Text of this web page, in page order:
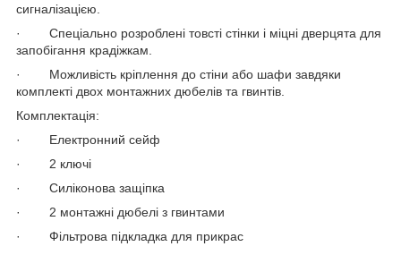
сигналізацією.
· Спеціально розроблені товсті стінки і міцні дверцята для
запобігання крадіжкам.
· Можливість кріплення до стіни або шафи завдяки
комплекті двох монтажних дюбелів та гвинтів.
Комплектація:
· Електронний сейф
· 2 ключі
· Силіконова защіпка
· 2 монтажні дюбелі з гвинтами
· Фільтрова підкладка для прикрас